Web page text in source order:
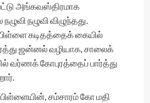
அங்கவஸ்திரமாக
நழுவி விழுந்தது.
கடிதத்தைக் கையில்
ஜன்னல் வழியாக, சாலைக்
வர்ணக் கோபுரத்தைப் பார்த்து
சம்சாரம் கோ மதி